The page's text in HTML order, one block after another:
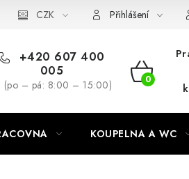
CZK Přihlášení
+420 607 400
005
(po – pá: 8:00 – 15:00)
KOUPELNA A WC